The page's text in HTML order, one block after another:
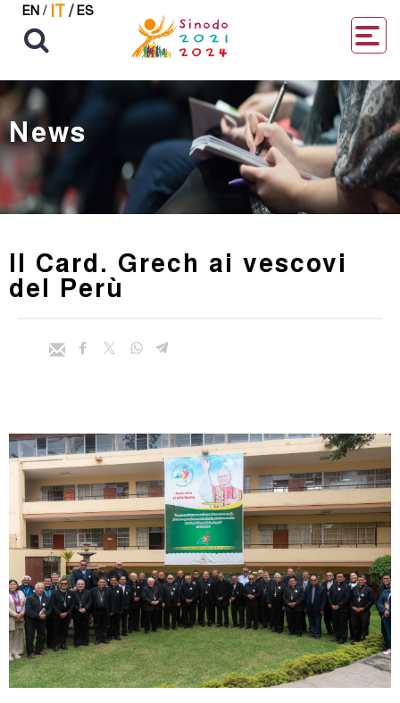
EN / IT/ ES
News
Il Card. Grech ai vescovi
del Perù